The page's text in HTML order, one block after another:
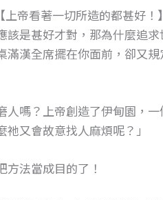
帝看著一切所造的都甚好
是甚好才對，那為什麼追
漢全席擺在你面前，卻又
嗎？上帝創造了伊甸園，
又會故意找人麻煩呢？」
法當成目的了！